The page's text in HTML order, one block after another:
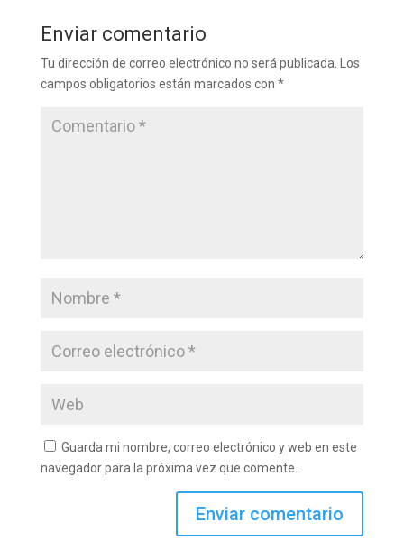
Enviar comentario
Tu dirección de correo electrónico no será publicada.
Los
campos obligatorios están marcados con *
Guarda mi nombre, correo electrónico y web en este
navegador para la próxima vez que comente.